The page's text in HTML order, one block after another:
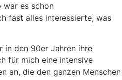
war es schon
fast alles interessierte, was
in den 90er Jahren ihre
für mich eine intensive
an, die den ganzen Menschen